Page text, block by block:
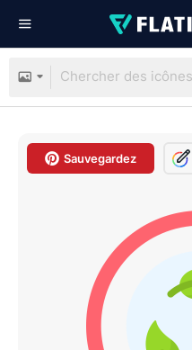
Sauvegardez